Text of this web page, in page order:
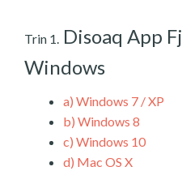
Trin 1. Disoaq App
Windows
a) Windows 7 / XP
b) Windows 8
c) Windows 10
d) Mac OS X